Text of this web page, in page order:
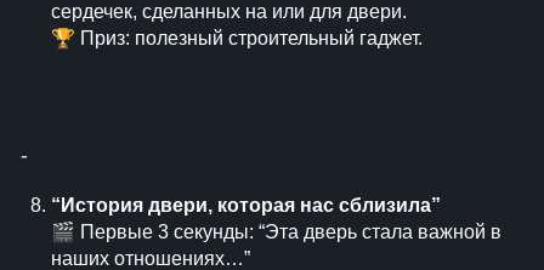
сердечек, сделанных на или для двери.
🏆 Приз: полезный строительный гаджет.
⁃
“История двери, которая нас сблизила”
🎬 Первые 3 секунды: “Эта дверь стала важной в
наших отношениях…”